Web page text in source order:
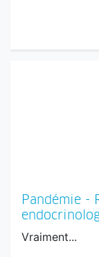
Pandémie -
Vraiment...